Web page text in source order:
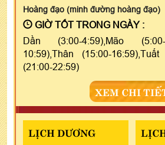
Hoàng đạo (minh đường hoàng đạo)
GIỜ TỐT TRONG NGÀY :
Dần (3:00-4:59),Mão
10:59),Thân (15:00-16:59),Tuất
(21:00-22:59)
XEM CHI
LỊCH DƯƠNG